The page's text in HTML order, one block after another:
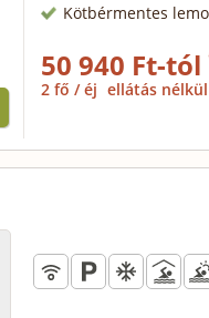
Kötbérmentes
50 940 Ft-tól
2 fő / éj ellátás nélkül